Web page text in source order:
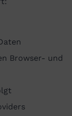
Browser- und